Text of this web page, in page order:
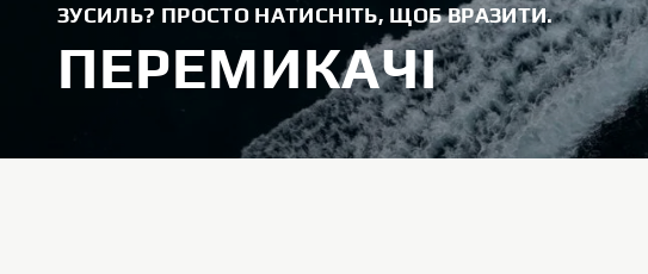
ЗУСИЛЬ? ПРОСТО НАТИСНІТЬ, ЩОБ ВРАЗИТИ.
ПЕРЕМИКАЧІ